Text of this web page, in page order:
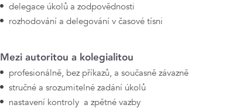
delegace úkolů a zodpovědnosti
rozhodování a delegování v časové tísni
Mezi autoritou a kolegialitou
profesionálně, bez příkazů, a současně závazně
stručné a srozumitelné zadání úkolů
nastavení kontroly a zpětné vazby